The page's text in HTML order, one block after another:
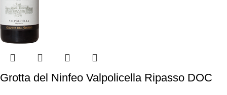
Grotta del Ninfeo Valpolicella Ripasso DOC